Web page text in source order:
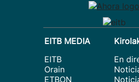
EITB MEDIA
EITB
Orain
ETBON
En